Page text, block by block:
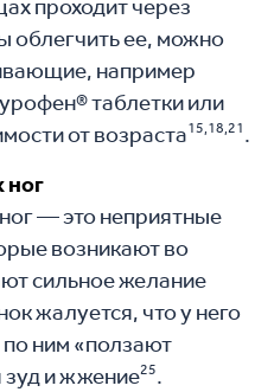
проходит через
облегчить ее, можно
например
таблетки или
от возраста15,18,21 .
ног
— это неприятные
возникают во
сильное желание
жалуется, что у него
по ним «ползают
и жжение25.